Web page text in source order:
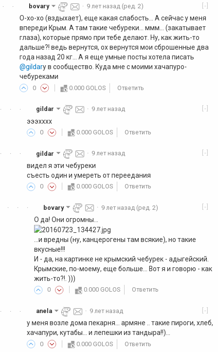
·
· [-]
bovary · 9 лет назад (ред. 2)
О-хо-хо (вздыхает), еще какая слабость... А сейчас у меня
впереди Крым. А там такие чебуреки... ммм... (закатывает
глаза), которые прямо при тебе делают. Ну, как жить-то
дальше?! ведь вернутся, ох вернутся мои сброшенные два
года назад 20 кг... А я еще умные посты хотела писать
@gildarу в сообщество. Куда мне с моими хачапуро-
чебуреками
0 0.000 GOLOS Ответить
·
·
· [-]
gildar · 9 лет назад
эээхххх
0 0.000 GOLOS Ответить
·
·
· [-]
gildar · 9 лет назад
видел я эти чебуреки
съесть один и умереть от переедания
0 0.000 GOLOS Ответить
·
·
· [-]
bovary · 9 лет назад (ред. 2)
О да! Они огромны...
...и вредны (ну, канцерогены там всякие), но такие
вкусные!!!
И - да, на картинке не крымский чебурек - адыгейский.
Крымские, по-моему, еще больше... Вот я и говорю - как
жить-то?!. )))
0 0.000 GOLOS Ответить
·
·
· [-]
anela · 9 лет назад
у меня возле дома пекарня... армяне .. такие пироги, хлеб,
хачапури, кутабы... и лепешки из тандыра!!)...
0 0.000 GOLOS Ответить